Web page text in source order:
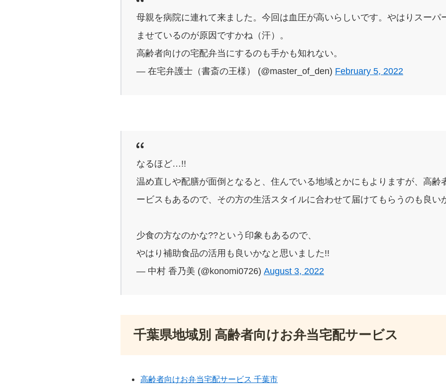
母親を病院に連れて来ました。今回は血圧が高いらしいです。やはりスーパ
ませているのが原因ですかね（汗）。
高齢者向けの宅配弁当にするのも手かも知れない。
— 在宅弁護士（書斎の王様） (@master_of_den) February 5, 2022
なるほど…!!
温め直しや配膳が面倒となると、住んでいる地域とかにもよりますが、高齢
ービスもあるので、その方の生活スタイルに合わせて届けてもらうのも良い
少食の方なのかな??という印象もあるので、
やはり補助食品の活用も良いかなと思いました!!
— 中村 香乃美 (@konomi0726) August 3, 2022
千葉県地域別 高齢者向けお弁当宅配サービス
高齢者向けお弁当宅配サービス 千葉市